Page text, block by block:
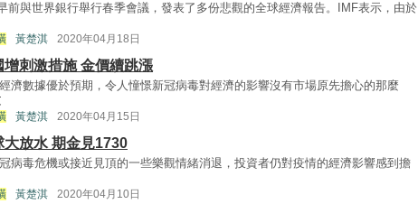
前與世界銀行舉行春季會議，發表了多份悲觀的全球經濟報告。IMF表示，由於
黃楚淇 2020年04月18日
增刺激措施 金價續跳漲
濟數據優於預期，令人憧憬新冠病毒對經濟的影響沒有市場原先擔心的那麼
黃楚淇 2020年04月15日
大放水 期金見1730
病毒危機或接近見頂的一些樂觀情緒消退，投資者仍對疫情的經濟影響感到擔
黃楚淇 2020年04月10日